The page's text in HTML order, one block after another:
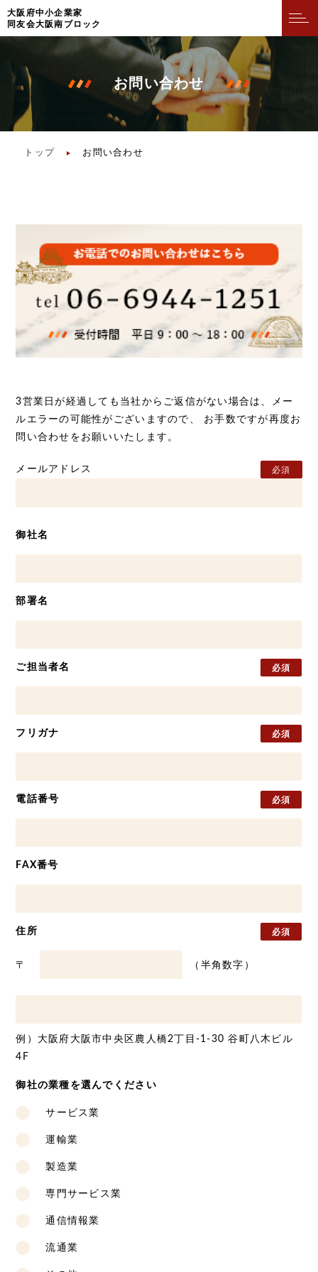
⼤阪府中⼩企業家
同友会⼤阪南ブロック
お問い合わせ
トップ お問い合わせ
3営業日が経過しても当社からご返信がない場合は、メー
ルエラーの可能性がございますので、 お手数ですが再度お
問い合わせをお願いいたします。
メールアドレス 必須
御社名
部署名
ご担当者名 必須
フリガナ 必須
電話番号 必須
FAX番号
住所 必須
〒 （半角数字）
例）大阪府大阪市中央区農人橋2丁目-1-30 谷町八木ビル
4F
御社の業種を選んでください
サービス業
運輸業
製造業
専門サービス業
通信情報業
流通業